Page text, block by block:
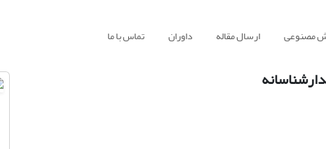
مصنوعی ارسال مقاله داوران تماس با ما